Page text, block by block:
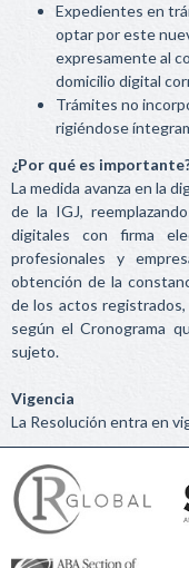
Expedientes en
optar por este
expresamente al
domicilio digital
Trámites no
rigiéndose
¿Por qué es
La medida avanza en la
de la IGJ,
digitales con firma
profesionales y
obtención de la
de los actos
según el Cronograma
sujeto.
Vigencia
La Resolución entra en